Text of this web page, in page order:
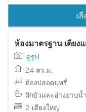
เ
ห้องมาตรฐาน เตียง
ดูรูป
24 ตร.ม.
ห้องปลอดบุหรี่
ฝักบัวและอ่างอาบน้ำ
2 เตียงใหญ่